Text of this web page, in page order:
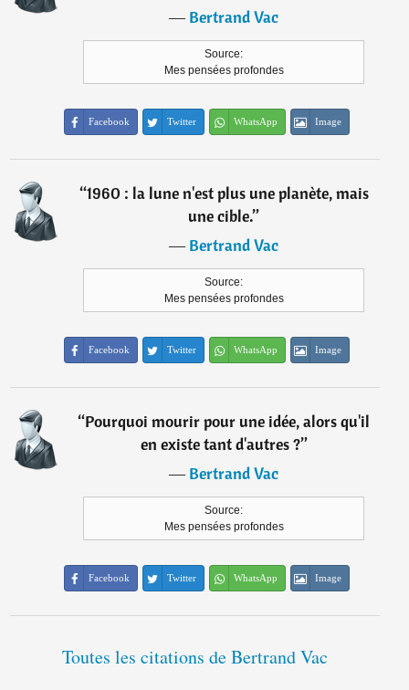
―Bertrand Vac
Source:
Mes pensées profondes
Facebook Twitter WhatsApp Image
“1960 : la lune n'est plus une planète, mais
une cible.”
―Bertrand Vac
Source:
Mes pensées profondes
Facebook Twitter WhatsApp Image
“Pourquoi mourir pour une idée, alors qu'il
en existe tant d'autres ?”
―Bertrand Vac
Source:
Mes pensées profondes
Facebook Twitter WhatsApp Image
Toutes les citations de Bertrand Vac